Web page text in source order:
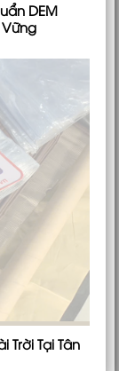
DEM
Tại Tân